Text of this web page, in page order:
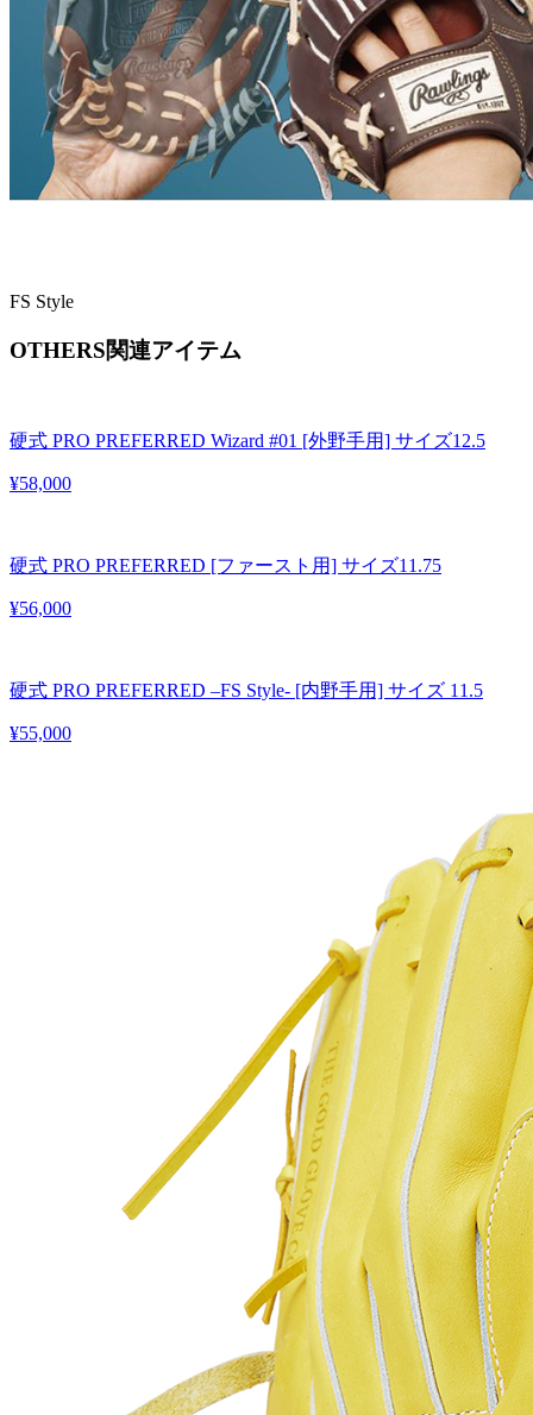
FS Style
OTHERS関連アイテム
硬式 PRO PREFERRED Wizard #01 [外野手用] サイズ12.5
¥58,000
硬式 PRO PREFERRED [ファースト用] サイズ11.75
¥56,000
硬式 PRO PREFERRED –FS Style- [内野手用] サイズ 11.5
¥55,000